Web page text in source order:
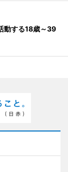
動する18歳～39